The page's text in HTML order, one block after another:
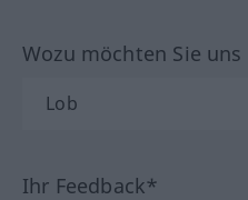
Wozu möchten Sie
Ihr Feedback*